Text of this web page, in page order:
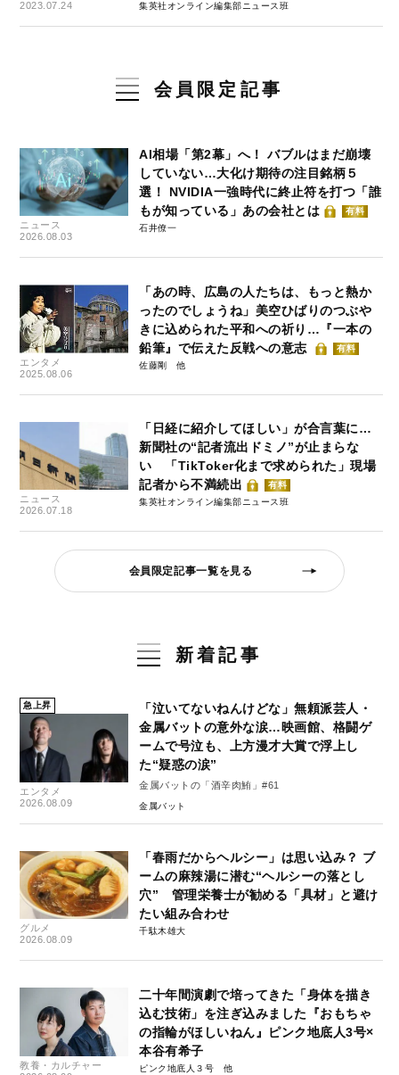
2023.07.24 集英社オンライン編集部ニュース班
会員限定記事
ニュース
2026.08.03
AI相場「第2幕」へ！ バブルはまだ崩壊
していない…大化け期待の注目銘柄５
選！ NVIDIA一強時代に終止符を打つ「誰
もが知っている」あの会社とは
有料
石井僚一
エンタメ
2025.08.06
「あの時、広島の人たちは、もっと熱か
ったのでしょうね」美空ひばりのつぶや
きに込められた平和への祈り…『一本の
鉛筆』で伝えた反戦への意志
有料
佐藤剛
ニュース
2026.07.18
「日経に紹介してほしい」が合言葉に…
新聞社の“記者流出ドミノ”が止まらな
い 「TikToker化まで求められた」現場
記者から不満続出
有料
集英社オンライン編集部ニュース班
会員限定記事一覧を見る
新着記事
急上昇
エンタメ
2026.08.09
「泣いてないねんけどな」無頼派芸人・
金属バットの意外な涙…映画館、格闘ゲ
ームで号泣も、上方漫才大賞で浮上し
た“疑惑の涙”
金属バットの「酒辛肉鮪」#61
金属バット
グルメ
2026.08.09
「春雨だからヘルシー」は思い込み？ ブ
ームの麻辣湯に潜む“ヘルシーの落とし
穴” 管理栄養士が勧める「具材」と避け
たい組み合わせ
千駄木雄大
教養・カルチャー
二十年間演劇で培ってきた「身体を描き
込む技術」を注ぎ込みました『おもちゃ
の指輪がほしいねん』ピンク地底人3号×
本谷有希子
ピンク地底人３号